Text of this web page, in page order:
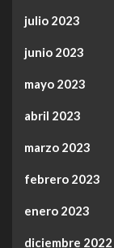
julio 2023
junio 2023
mayo 2023
abril 2023
marzo 2023
febrero 2023
enero 2023
diciembre 2022